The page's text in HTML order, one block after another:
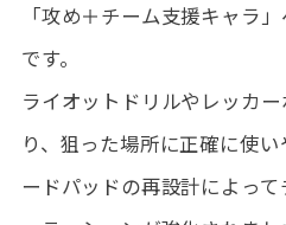
「攻め＋チーム支援キャラ
です。
ライオットドリルやレッカ
り、狙った場所に正確に使
ードパッドの再設計によっ